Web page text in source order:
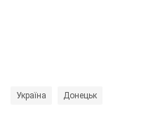
Україна Донецьк